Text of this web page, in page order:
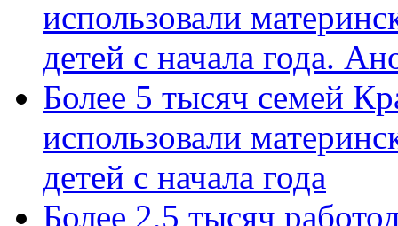
использовали
детей с начала года.
Более 5 тысяч семей
использовали
детей с начала года
Более 2,5 тысяч